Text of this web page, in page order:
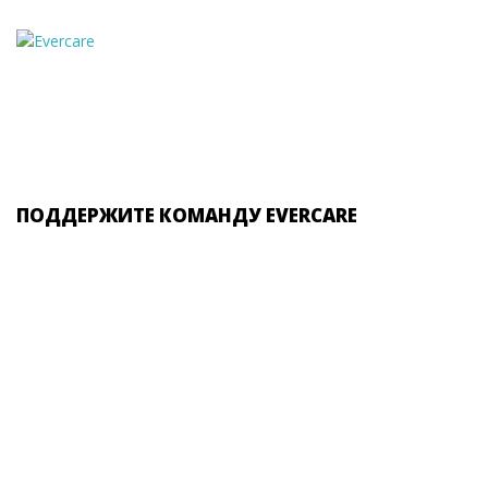
ПОДДЕРЖИТЕ КОМАНДУ EVERCARE